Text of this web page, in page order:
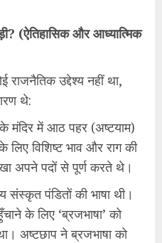
(ऐतिहासिक और आध्यात्मिक
राजनैतिक उद्देश्य नहीं था,
थे:
मंदिर में आठ पहर (अष्टयाम)
विशिष्ट भाव और राग की
अपने पदों से पूर्ण करते थे।
पंडितों की भाषा थी।
के लिए ‘ब्रजभाषा’ को
था। अष्टछाप ने ब्रजभाषा को